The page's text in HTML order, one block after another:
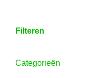
Filteren
Categorieën